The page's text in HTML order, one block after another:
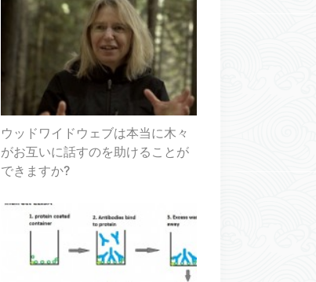
ウッドワイドウェブは本当に木々
がお互いに話すのを助けることが
できますか?